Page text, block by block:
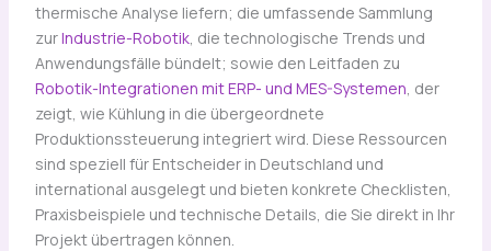
thermische Analyse liefern; die umfassende Sammlung
zurIndustrie-Robotik, die technologische Trends und
Anwendungsfälle bündelt; sowie den Leitfaden zu
Robotik-Integrationen mit ERP- und MES-Systemen , der
zeigt, wie Kühlung in die übergeordnete
Produktionssteuerung integriert wird. Diese Ressourcen
sind speziell für Entscheider in Deutschland und
international ausgelegt und bieten konkrete Checklisten,
Praxisbeispiele und technische Details, die Sie direkt in Ihr
Projekt übertragen können.